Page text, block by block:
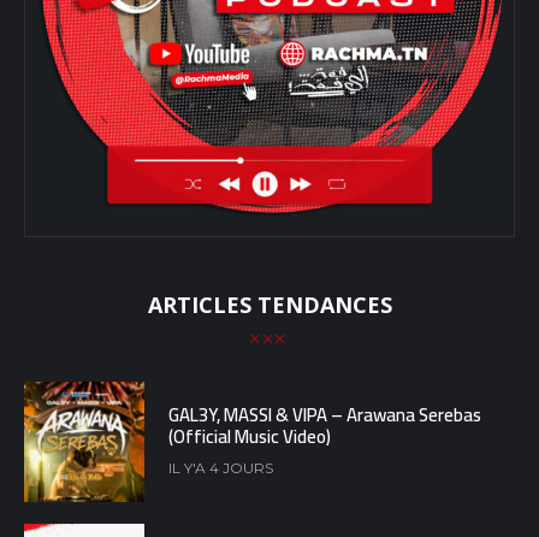
ARTICLES TENDANCES
GAL3Y, MASSI & VIPA – Arawana Serebas
(Official Music Video)
IL Y'A 4 JOURS